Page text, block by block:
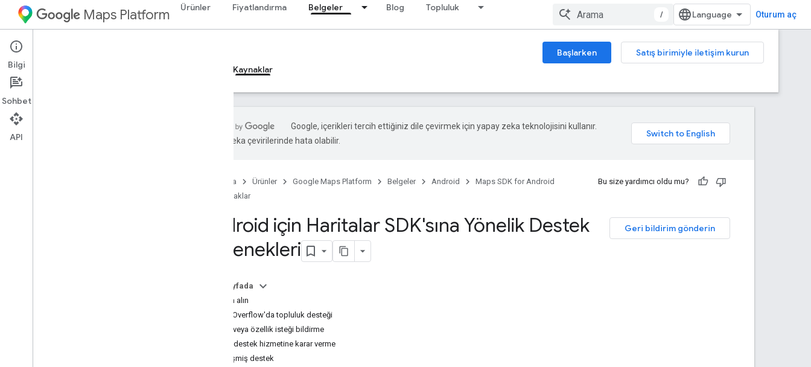
Maps Platform Ürünler Fiyatlandırma Belgeler Blog Topluluk
/ Oturum aç
Android Başlarken
Satış birimiyle iletişim kurun
Rehberler
Kaynaklar
Google, içerikleri tercih ettiğiniz dile çevirmek için yapay zeka teknolojisini kullanır.
Yapay zeka çevirilerinde hata olabilir.
Ana Sayfa Ürünler Google Maps Platform Belgeler Android
Maps SDK for Android
Kaynaklar
Bu size yardımcı oldu mu?
Geri bildirim gönderin
Android için Haritalar SDK'sına Yönelik Destek
Seçenekleri
Bu sayfada
Yardım alın
Stack Overflow'da topluluk desteği
Sorun veya özellik isteği bildirme
Doğru destek hizmetine karar verme
Gelişmiş destek
Bilgi
Sohbet
API